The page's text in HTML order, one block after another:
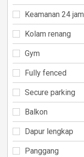
Keamanan 24 jam
Kolam renang
Gym
Fully fenced
Secure parking
Balkon
Dapur lengkap
Panggang